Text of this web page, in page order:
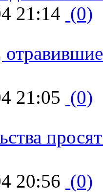
21:14 (0)
21:05 (0)
20:56 (0)